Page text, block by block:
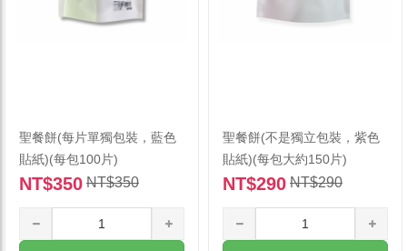
聖餐餅(每片單獨包裝，藍色
貼紙)(每包100片)
NT$350 NT$350
聖餐餅(不是獨立包裝，紫色
貼紙)(每包大約150片)
NT$290 NT$290